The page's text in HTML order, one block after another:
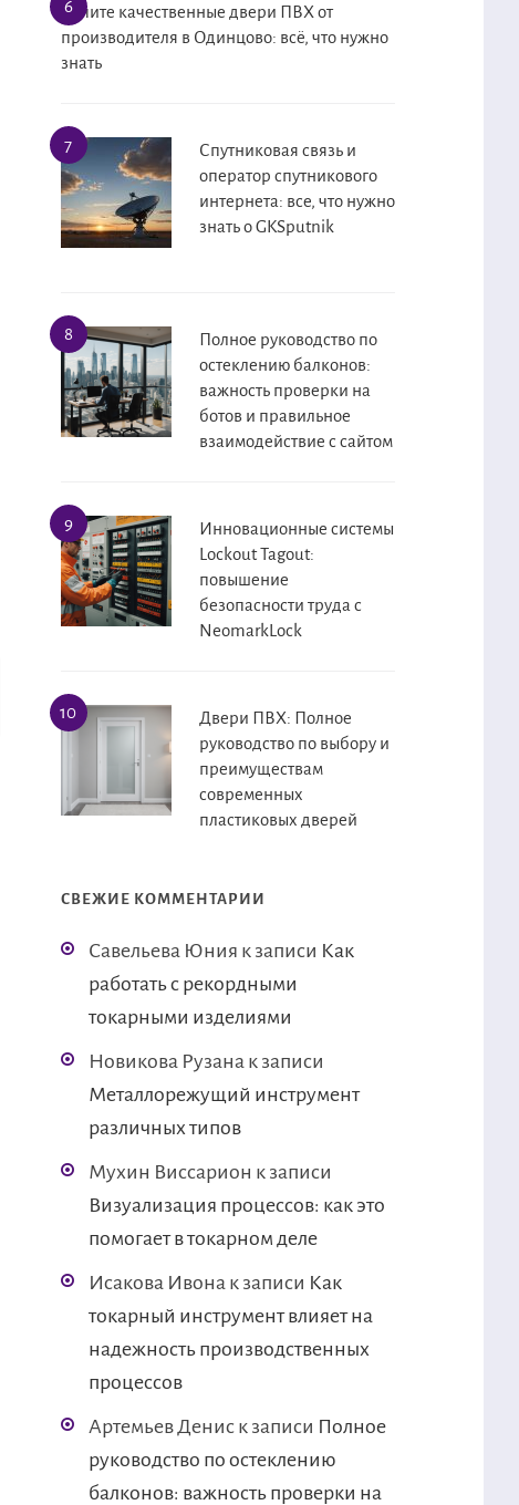
Купите качественные двери ПВХ от
производителя в Одинцово: всё, что нужно
знать
Спутниковая связь и
оператор спутникового
интернета: все, что нужно
знать о GKSputnik
Полное руководство по
остеклению балконов:
важность проверки на
ботов и правильное
взаимодействие с сайтом
Инновационные системы
Lockout Tagout:
повышение
безопасности труда с
NeomarkLock
Двери ПВХ: Полное
руководство по выбору и
преимуществам
современных
пластиковых дверей
СВЕЖИЕ КОММЕНТАРИИ
Савельева Юния к записи Как
работать с рекордными
токарными изделиями
Новикова Рузана к записи
Металлорежущий инструмент
различных типов
Мухин Виссарион к записи
Визуализация процессов: как это
помогает в токарном деле
Исакова Ивона к записи Как
токарный инструмент влияет на
надежность производственных
процессов
Артемьев Дениск записи Полное
руководство по остеклению
балконов: важность проверки на